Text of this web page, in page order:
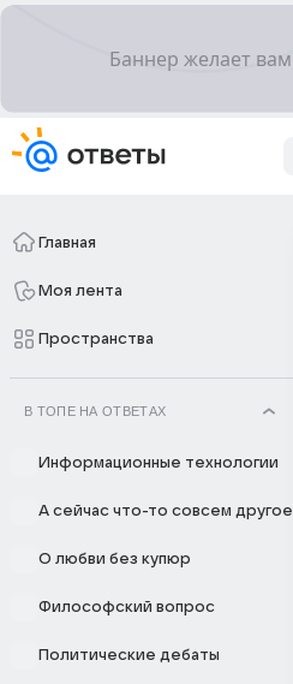
Главная
Моя лента
Пространства
В ТОПЕ НА ОТВЕТАХ
Информационные технологии
А сейчас что-то совсем другое
О любви без купюр
Философский вопрос
Политические дебаты